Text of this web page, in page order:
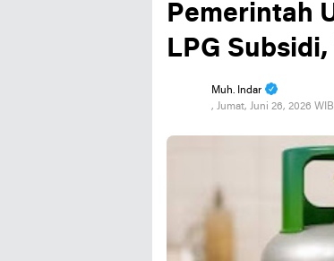
Pemerintah
LPG
Muh. Indar
, Jumat, Juni 26, 2026 WIB